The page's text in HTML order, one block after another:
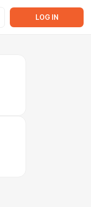
LOG IN